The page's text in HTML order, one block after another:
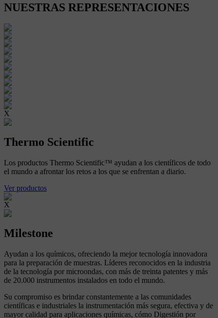
NUESTRAS REPRESENTACIONES
X
Thermo Scientific
Los productos Thermo Scientific™ ayudan a los científicos de todo
el mundo a afrontar los retos a los que se enfrentan a diario.
Ver productos
X
Milestone
Ayudan a los químicos, ofreciendo la mejor tecnología innovadora
para la preparación de muestras. Líderes reconocidos en la industria
de la tecnología por microondas, con más de treinta patentes y más
de 20.000 instrumentos instalados en todo el mundo.
Su compromiso es brindar constantemente a las comunidades
científicas e industriales la instrumentación más segura, efectiva y de
mayor calidad para aplicaciones químicas, cómo Digestión por